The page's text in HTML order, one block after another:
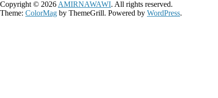
Copyright © 2026 AMIRNAWAWI. All rights reserved.
Theme: ColorMag by ThemeGrill. Powered by WordPress.